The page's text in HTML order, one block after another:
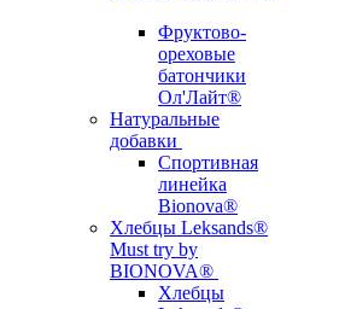
Фруктово-
ореховые
батончики
Ол'Лайт®
Натуральные
добавки
Спортивная
линейка
Bionova®
Хлебцы Leksands®
Must try by
BIONOVA®
Хлебцы